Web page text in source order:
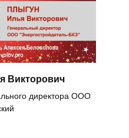
Викторович
директора ООО